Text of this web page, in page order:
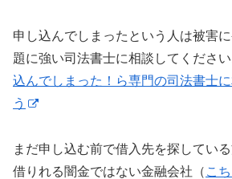
申し込んでしまったという人は被害
題に強い司法書士に相談してくださ
込んでしまった！ら専門の司法書士
う
まだ申し込む前で借入先を探してい
借りれる闇金ではない金融会社（ こ